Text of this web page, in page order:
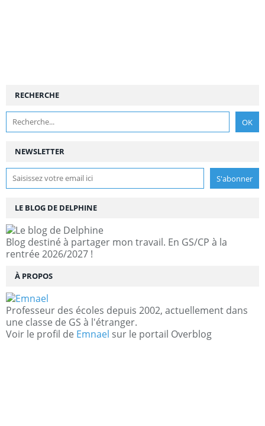
NEWSLETTER
RECHERCHE
LE BLOG DE DELPHINE
Blog destiné à partager mon travail. En GS/CP à la
rentrée 2026/2027 !
À PROPOS
Professeur des écoles depuis 2002, actuellement dans
une classe de GS à l'étranger.
Voir le profil de Emnael sur le portail Overblog